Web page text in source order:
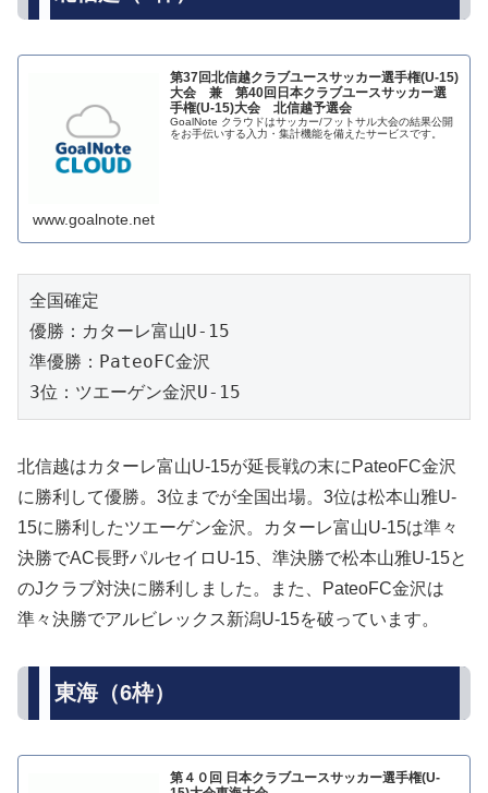
第37回北信越クラブユースサッカー選手権(U-15)
大会 兼 第40回日本クラブユースサッカー選
手権(U-15)大会 北信越予選会
GoalNote クラウドはサッカー/フットサル大会の結果公開
をお手伝いする入力・集計機能を備えたサービスです。
www.goalnote.net
全国確定
優勝：カターレ富山U-15
準優勝：PateoFC金沢
3位：ツエーゲン金沢U-15
北信越はカターレ富山U-15が延長戦の末にPateoFC金沢
に勝利して優勝。3位までが全国出場。3位は松本山雅U-
15に勝利したツエーゲン金沢。カターレ富山U-15は準々
決勝でAC長野パルセイロU-15、準決勝で松本山雅U-15と
のJクラブ対決に勝利しました。また、PateoFC金沢は
準々決勝でアルビレックス新潟U-15を破っています。
東海（6枠）
第４０回 日本クラブユースサッカー選手権(U-